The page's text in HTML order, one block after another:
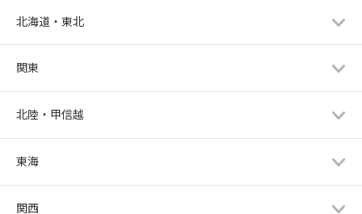
北海道・東北
関東
北陸・甲信越
東海
関西